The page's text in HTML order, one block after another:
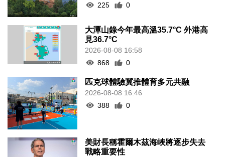
225
0
大潭山錄今年最高溫35.7°C 外港高
見36.7°C
2026-08-08 16:58
868
0
匹克球體驗冀推體育多元共融
2026-08-08 16:46
388
0
美財長稱霍爾木茲海峽將逐步失去
戰略重要性